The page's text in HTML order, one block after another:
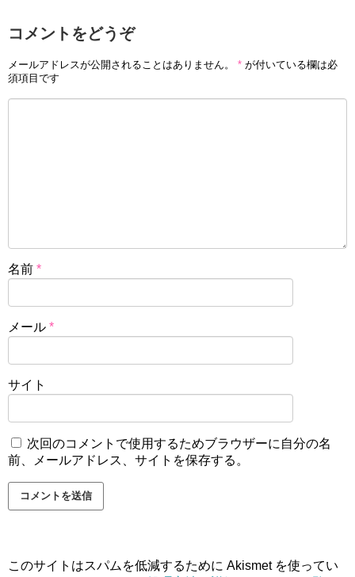
コメントをどうぞ
メールアドレスが公開されることはありません。 * が付いている欄は必
須項目です
名前 *
メール *
サイト
次回のコメントで使用するためブラウザーに自分の名
前、メールアドレス、サイトを保存する。
このサイトはスパムを低減するために Akismet を使ってい